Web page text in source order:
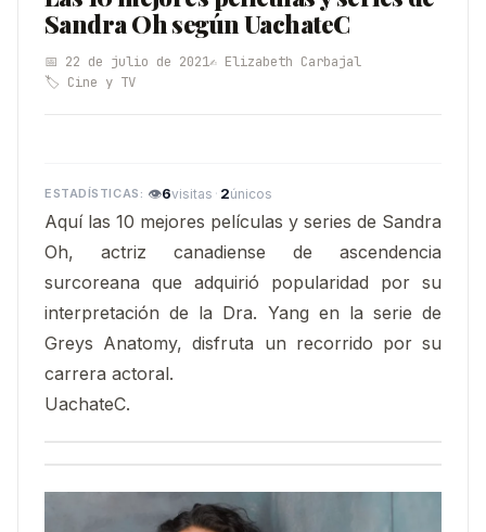
Sandra Oh según UachateC
📅 22 de julio de 2021✍️ Elizabeth Carbajal
🏷️ Cine y TV
👁6visitas · 2únicos
Aquí las 10 mejores películas y series de Sandra
Oh, actriz canadiense de ascendencia
surcoreana que adquirió popularidad por su
interpretación de la Dra. Yang en la serie de
Greys Anatomy, disfruta un recorrido por su
carrera actoral.
UachateC.